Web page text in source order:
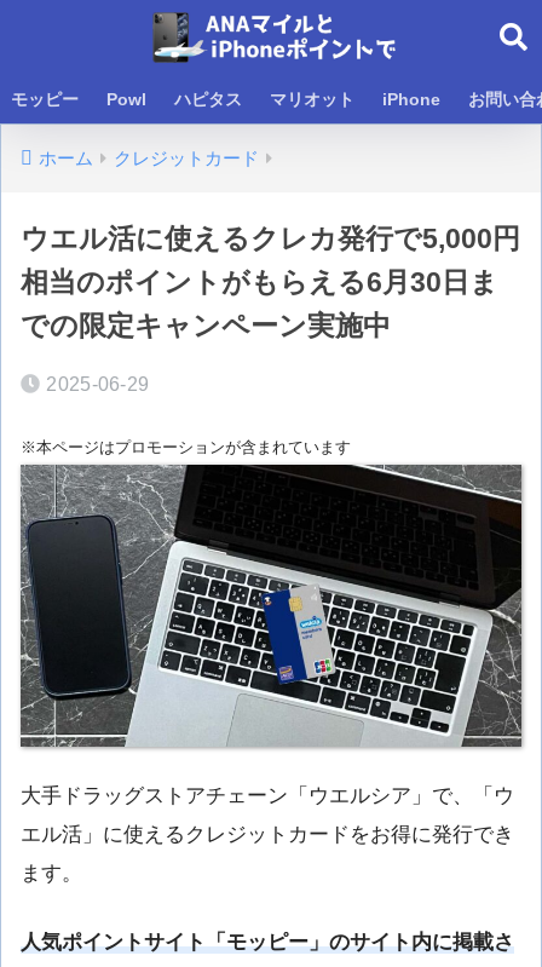
モッピー Powl ハピタス マリオット iPhone お問い合
ホーム クレジットカード
ウエル活に使えるクレカ発行で5,000円
相当のポイントがもらえる6月30日ま
での限定キャンペーン実施中
2025-06-29
※本ページはプロモーションが含まれています
大手ドラッグストアチェーン「ウエルシア」で、「ウ
エル活」に使えるクレジットカードをお得に発行でき
ます。
人気ポイントサイト「モッピー」のサイト内に掲載さ